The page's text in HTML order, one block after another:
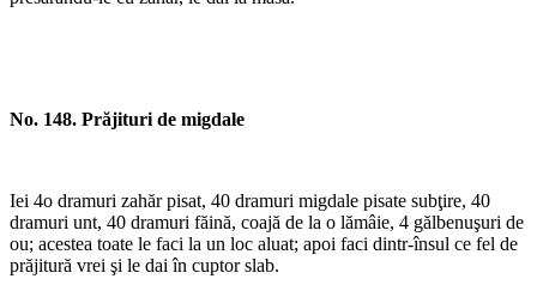
No. 148. Prăjituri de migdale
Iei 4o dramuri zahăr pisat, 40 dramuri migdale pisate subţire, 40
dramuri unt, 40 dramuri făină, coajă de la o lămâie, 4 gălbenuşuri de
ou; acestea toate le faci la un loc aluat; apoi faci dintr-însul ce fel de
prăjitură vrei şi le dai în cuptor slab.